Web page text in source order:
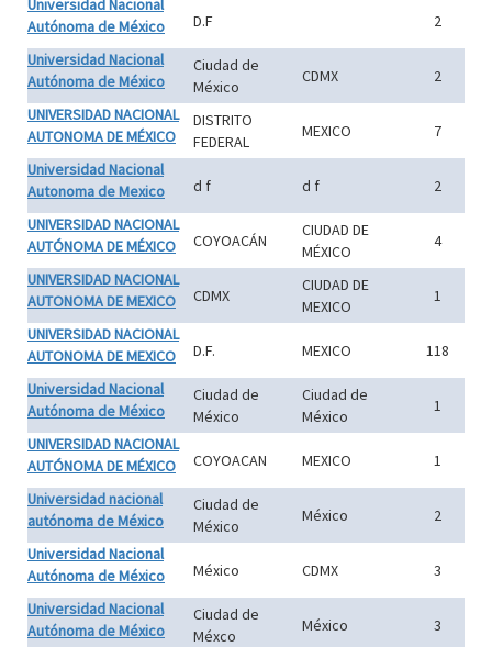
Universidad Nacional
Autónoma de México
D.F
2
Universidad Nacional
Autónoma de México
Ciudad de
México
CDMX
2
UNIVERSIDAD NACIONAL
AUTONOMA DE MÉXICO
DISTRITO
FEDERAL
MEXICO
7
Universidad Nacional
Autonoma de Mexico
d f d f
2
UNIVERSIDAD NACIONAL
AUTÓNOMA DE MÉXICO
COYOACÁN
CIUDAD DE
MÉXICO
4
UNIVERSIDAD NACIONAL
AUTONOMA DE MEXICO
CDMX
CIUDAD DE
MEXICO
1
UNIVERSIDAD NACIONAL
AUTONOMA DE MEXICO
D.F. MEXICO
118
Universidad Nacional
Autónoma de México
Ciudad de
México
Ciudad de
México
1
UNIVERSIDAD NACIONAL
AUTÓNOMA DE MÉXICO
COYOACAN MEXICO
1
Universidad nacional
autónoma de México
Ciudad de
México
México
2
Universidad Nacional
Autónoma de México
México CDMX
3
Universidad Nacional
Autónoma de México
Ciudad de
Méxco
México
3